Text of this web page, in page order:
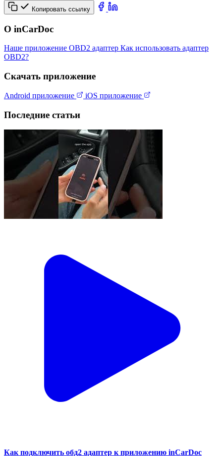
Копировать ссылку
О inCarDoc
Наше приложение OBD2 адаптер Как использовать адаптер
OBD2?
Скачать приложение
Android приложение iOS приложение
Последние статьи
Как подключить обд2 адаптер к приложению inCarDoc